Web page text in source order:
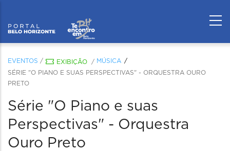
EVENTOS / EXIBIÇÃO / MÚSICA
SÉRIE "O PIANO E SUAS PERSPECTIVAS" - ORQUESTRA OURO
PRETO
Série "O Piano e suas
Perspectivas" - Orquestra
Ouro Preto